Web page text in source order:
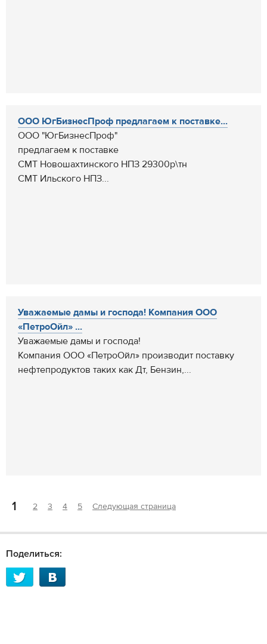
ООО ЮгБизнесПроф предлагаем к поставке...
ООО "ЮгБизнесПроф"
предлагаем к поставке
СМТ Новошахтинского НПЗ 29300р\тн
СМТ Ильского НПЗ...
Уважаемые дамы и господа! Компания ООО
«ПетроОйл» ...
Уважаемые дамы и господа!
Компания ООО «ПетроОйл» производит поставку
нефтепродуктов таких как Дт, Бензин,...
1 2 3 4 5 Следующая страница
Поделиться: